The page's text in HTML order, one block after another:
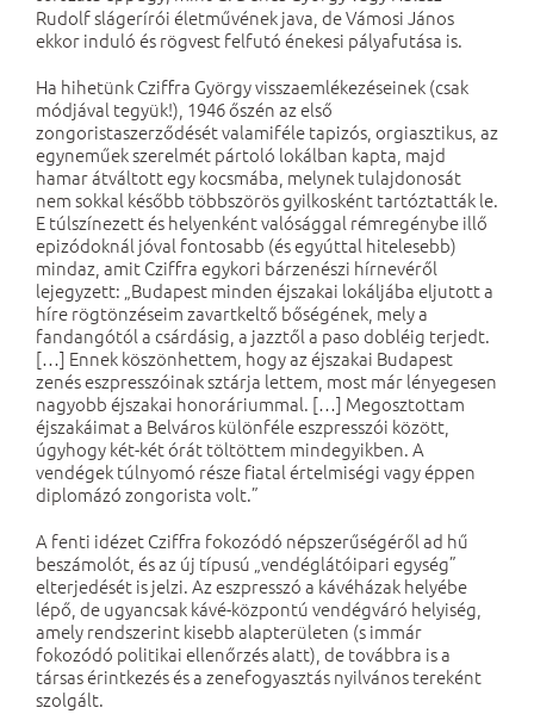
Rudolf slágerírói életművének java, de Vámosi János
ekkor induló és rögvest felfutó énekesi pályafutása is.
Ha hihetünk Cziffra György visszaemlékezéseinek (csak
módjával tegyük!), 1946 őszén az első
zongoristaszerződését valamiféle tapizós, orgiasztikus, az
egyneműek szerelmét pártoló lokálban kapta, majd
hamar átváltott egy kocsmába, melynek tulajdonosát
nem sokkal később többszörös gyilkosként tartóztatták le.
E túlszínezett és helyenként valósággal rémregénybe illő
epizódoknál jóval fontosabb (és egyúttal hitelesebb)
mindaz, amit Cziffra egykori bárzenészi hírnevéről
lejegyzett: „Budapest minden éjszakai lokáljába eljutott a
híre rögtönzéseim zavartkeltő bőségének, mely a
fandangótól a csárdásig, a jazztől a paso dobléig terjedt.
[…] Ennek köszönhettem, hogy az éjszakai Budapest
zenés eszpresszóinak sztárja lettem, most már lényegesen
nagyobb éjszakai honoráriummal. […] Megosztottam
éjszakáimat a Belváros különféle eszpresszói között,
úgyhogy két-két órát töltöttem mindegyikben. A
vendégek túlnyomó része fiatal értelmiségi vagy éppen
diplomázó zongorista volt.”
A fenti idézet Cziffra fokozódó népszerűségéről ad hű
beszámolót, és az új típusú „vendéglátóipari egység”
elterjedését is jelzi. Az eszpresszó a kávéházak helyébe
lépő, de ugyancsak kávé-központú vendégváró helyiség,
amely rendszerint kisebb alapterületen (s immár
fokozódó politikai ellenőrzés alatt), de továbbra is a
társas érintkezés és a zenefogyasztás nyilvános tereként
szolgált.